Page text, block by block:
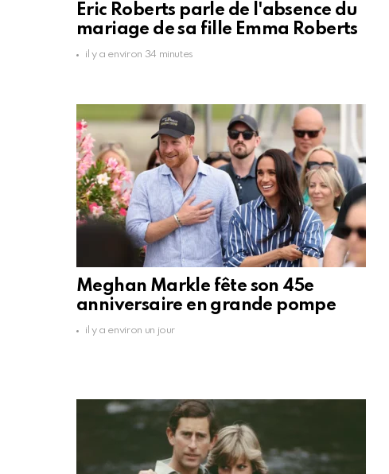
Eric Roberts parle de l'absence du
mariage de sa fille Emma Roberts
il y a environ 34 minutes
Meghan Markle fête son 45e
anniversaire en grande pompe
il y a environ un jour